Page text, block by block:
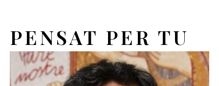
PENSAT PER TU